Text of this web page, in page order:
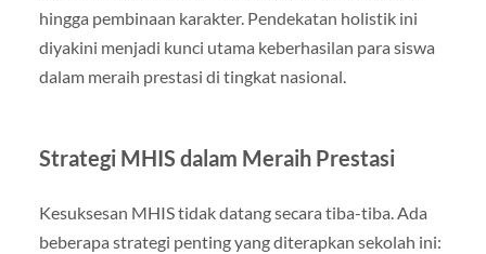
hingga pembinaan karakter. Pendekatan holistik ini
diyakini menjadi kunci utama keberhasilan para siswa
dalam meraih prestasi di tingkat nasional.
Strategi MHIS dalam Meraih Prestasi
Kesuksesan MHIS tidak datang secara tiba-tiba. Ada
beberapa strategi penting yang diterapkan sekolah ini: